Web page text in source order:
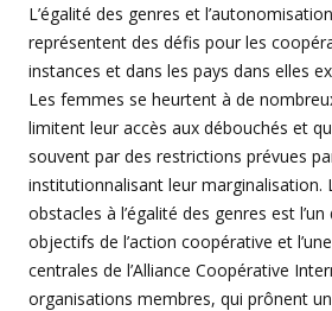
L’égalité des genres et
représentent des défis pour les
instances et dans les pays dans elles
Les femmes se heurtent à de
limitent leur accès aux débouchés et
souvent par des restrictions prévues
institutionnalisant leur marginalisation.
obstacles à l’égalité des genres est
objectifs de l’action coopérative et
centrales de l’Alliance Coopérative
organisations membres, qui prônent